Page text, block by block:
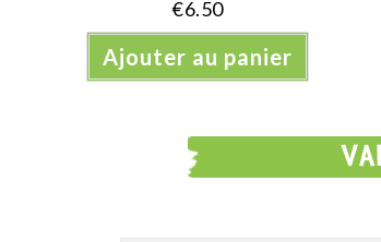
€6.50
Ajouter au panier